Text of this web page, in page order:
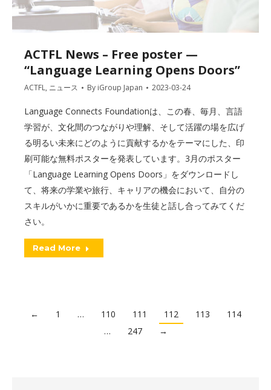
ACTFL News – Free poster —
“Language Learning Opens Doors”
ACTFL, ニュース By iGroup Japan 2023-03-24
Language Connects Foundationは、この春、毎月、言語
学習が、文化間のつながりや理解、そして活躍の場を広げ
る明るい未来にどのように貢献するかをテーマにした、印
刷可能な無料ポスターを発表しています。3月のポスター
「Language Learning Opens Doors」をダウンロードし
て、将来の学業や旅行、キャリアの機会において、自分の
スキルがいかに重要であるかを生徒と話し合ってみてくだ
さい。
Read More
← 1 … 110 111 112 113
114
…
247 →